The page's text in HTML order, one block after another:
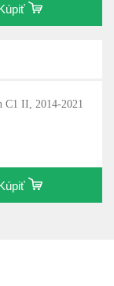
C1 II, 2014-2021